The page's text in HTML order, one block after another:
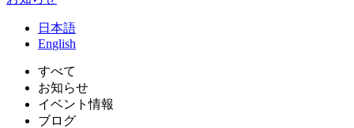
日 本語
English
すべて
お知らせ
イベント情報
ブログ